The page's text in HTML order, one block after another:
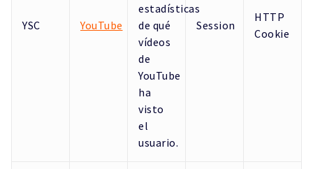
YSC YouTube
estadísticas
de qué
vídeos
de
YouTube
ha
visto
el
usuario.
Session
HTTP
Cookie